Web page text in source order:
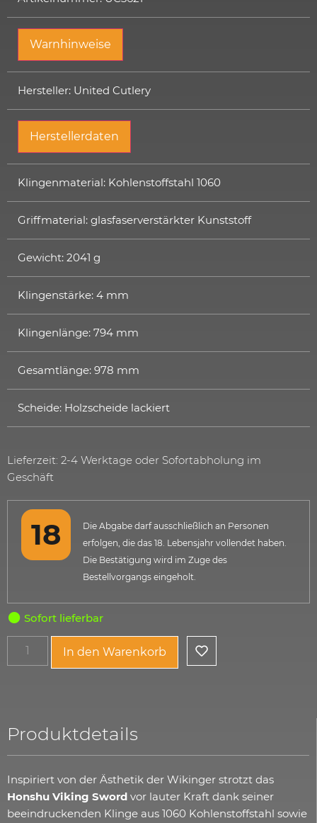
Warnhinweise
Hersteller: United Cutlery
Herstellerdaten
Klingenmaterial: Kohlenstoffstahl 1060
Griffmaterial: glasfaserverstärkter Kunststoff
Gewicht: 2041 g
Klingenstärke: 4 mm
Klingenlänge: 794 mm
Gesamtlänge: 978 mm
Scheide: Holzscheide lackiert
Lieferzeit: 2-4 Werktage oder Sofortabholung im
Geschäft
Die Abgabe darf ausschließlich an Personen
erfolgen, die das 18. Lebensjahr vollendet haben.
Die Bestätigung wird im Zuge des
Bestellvorgangs eingeholt.
Sofort lieferbar
In den Warenkorb
Produktdetails
Inspiriert von der Ästhetik der Wikinger strotzt das
Honshu Viking Sword vor lauter Kraft dank seiner
beeindruckenden Klinge aus 1060 Kohlenstoffstahl sowie